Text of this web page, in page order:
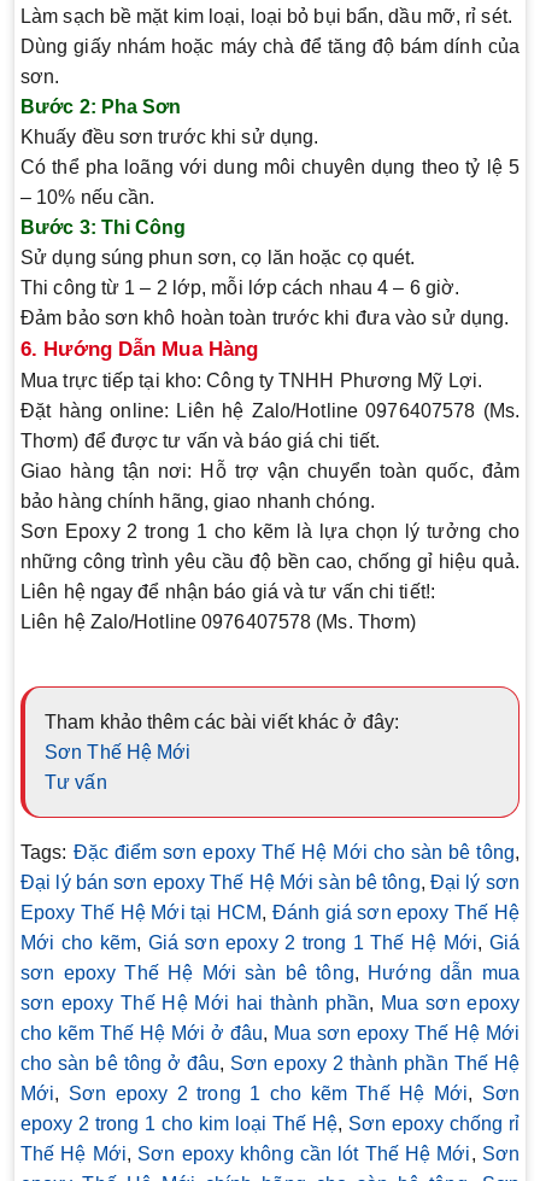
Làm sạch bề mặt kim loại, loại bỏ bụi bẩn, dầu mỡ, rỉ sét.
Dùng giấy nhám hoặc máy chà để tăng độ bám dính của
sơn.
Bước 2: Pha Sơn
Khuấy đều sơn trước khi sử dụng.
Có thể pha loãng với dung môi chuyên dụng theo tỷ lệ 5
– 10% nếu cần.
Bước 3: Thi Công
Sử dụng súng phun sơn, cọ lăn hoặc cọ quét.
Thi công từ 1 – 2 lớp, mỗi lớp cách nhau 4 – 6 giờ.
Đảm bảo sơn khô hoàn toàn trước khi đưa vào sử dụng.
6. Hướng Dẫn Mua Hàng
Mua trực tiếp tại kho: Công ty TNHH Phương Mỹ Lợi.
Đặt hàng online: Liên hệ Zalo/Hotline 0976407578 (Ms.
Thơm) để được tư vấn và báo giá chi tiết.
Giao hàng tận nơi: Hỗ trợ vận chuyển toàn quốc, đảm
bảo hàng chính hãng, giao nhanh chóng.
Sơn Epoxy 2 trong 1 cho kẽm là lựa chọn lý tưởng cho
những công trình yêu cầu độ bền cao, chống gỉ hiệu quả.
Liên hệ ngay để nhận báo giá và tư vấn chi tiết!:
Liên hệ Zalo/Hotline 0976407578 (Ms. Thơm)
Tham khảo thêm các bài viết khác ở đây:
Sơn Thế Hệ Mới
Tư vấn
Tags: Đặc điểm sơn epoxy Thế Hệ Mới cho sàn bê tông,
Đại lý bán sơn epoxy Thế Hệ Mới sàn bê tông, Đại lý sơn
Epoxy Thế Hệ Mới tại HCM, Đánh giá sơn epoxy Thế Hệ
Mới cho kẽm, Giá sơn epoxy 2 trong 1 Thế Hệ Mới, Giá
sơn epoxy Thế Hệ Mới sàn bê tông, Hướng dẫn mua
sơn epoxy Thế Hệ Mới hai thành phần, Mua sơn epoxy
cho kẽm Thế Hệ Mới ở đâu, Mua sơn epoxy Thế Hệ Mới
cho sàn bê tông ở đâu, Sơn epoxy 2 thành phần Thế Hệ
Mới, Sơn epoxy 2 trong 1 cho kẽm Thế Hệ Mới, Sơn
epoxy 2 trong 1 cho kim loại Thế Hệ, Sơn epoxy chống rỉ
Thế Hệ Mới, Sơn epoxy không cần lót Thế Hệ Mới, Sơn